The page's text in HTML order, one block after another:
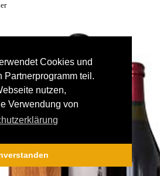
Cookies und
Partnerprogramm teil.
nutzen,
Verwendung von